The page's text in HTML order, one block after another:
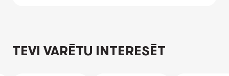
TEVI VARĒTU INTERESĒT